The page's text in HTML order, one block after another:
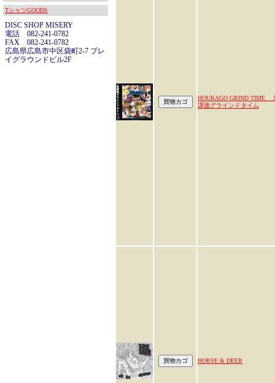
TシャツGOODS
DISC SHOP MISERY
電話 082-241-0782
FAX 082-241-0782
広島県広島市中区袋町2-7 プレ
イグラウンドビル2F
HOUKAGO GRIND TIME
課後グラインドタイム
HORSE & DEER